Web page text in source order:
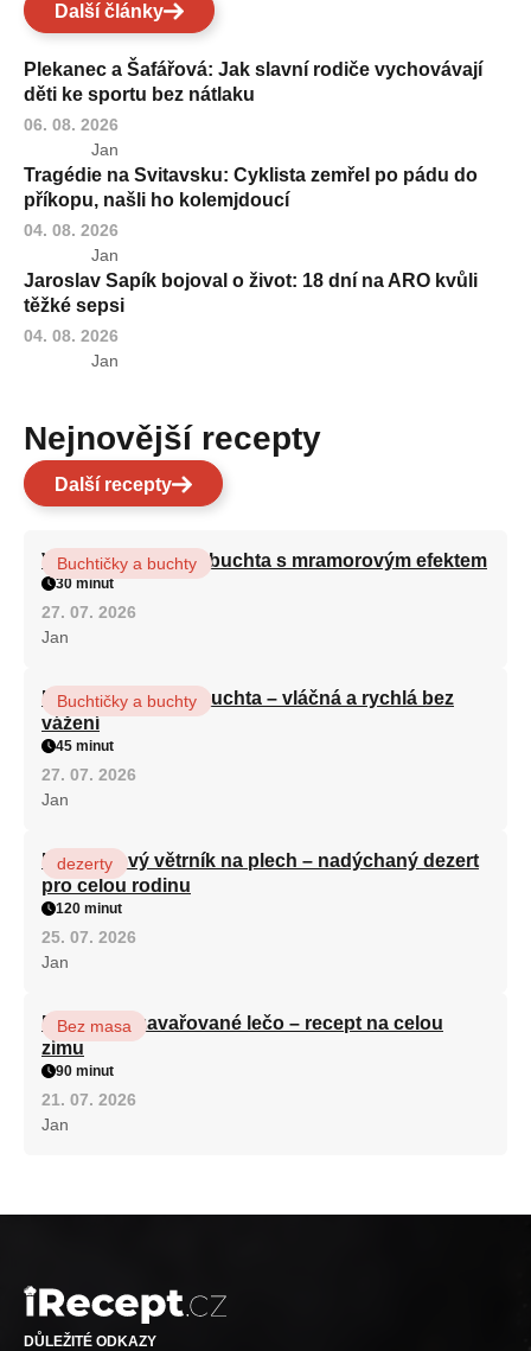
Další články
Plekanec a Šafářová: Jak slavní rodiče vychovávají
děti ke sportu bez nátlaku
06. 08. 2026
Jan
Tragédie na Svitavsku: Cyklista zemřel po pádu do
příkopu, našli ho kolemjdoucí
04. 08. 2026
Jan
Jaroslav Sapík bojoval o život: 18 dní na ARO kvůli
těžké sepsi
04. 08. 2026
Jan
Nejnovější recepty
Další recepty
Vláčná olejová litá buchta s mramorovým efektem
Buchtičky a buchty
30 minut
27. 07. 2026
Jan
Hrnková maková buchta – vláčná a rychlá bez
vážení
Buchtičky a buchty
45 minut
27. 07. 2026
Jan
Karamelový větrník na plech – nadýchaný dezert
pro celou rodinu
dezerty
120 minut
25. 07. 2026
Jan
Babiččino zavařované lečo – recept na celou
zimu
Bez masa
90 minut
21. 07. 2026
Jan
DŮLEŽITÉ ODKAZY